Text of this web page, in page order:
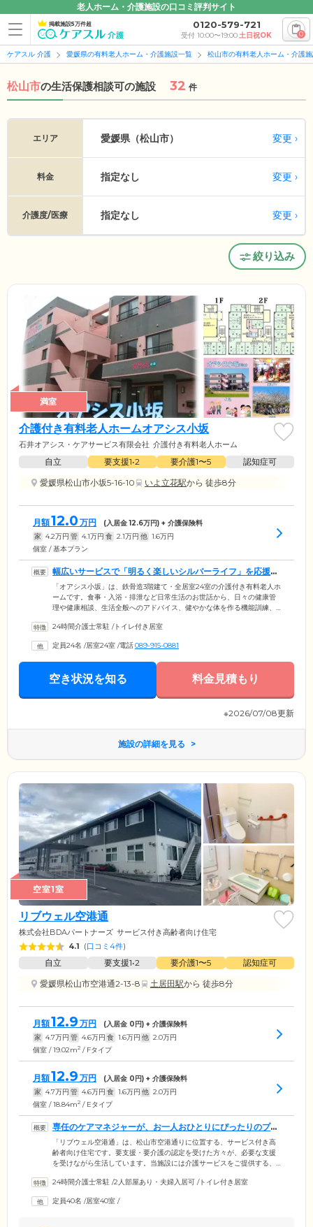
老人ホーム・介護施設の口コミ評判サイト
掲載施設5万件超 0120-579-721
受付 10:00〜19:00土日祝OK 0
ケアスル 介護 愛媛県の有料老人ホーム・介護施設一覧 松山市の有料老人ホーム・介護
松山市の生活保護相談可の施設 32 件
エリア 愛媛県（松山市） 変更
料金 指定なし 変更
介護度/医療 指定なし 変更
絞り込み
満室
介護付き有料老人ホームオアシス小坂
石井オアシス・ケアサービス有限会社 介護付き有料老人ホーム
自立 要支援1•2 要介護1〜5
認知症可
愛媛県松山市小坂5-16-10
いよ立花駅から 徒歩8分
月額12.0 万円 (入居金12.6万円) + 介護保険料
家 4.2万円 管 4.1万円 食 2.1万円 他 1.6万円
個室 / 基本プラン
幅広いサービスで「明るく楽しいシルバーライフ」を応援し
ます
「オアシス小坂」は、鉄骨造3階建て・全居室24室の介護付き有料老人ホ
ームです。食事・入浴・排泄など日常生活のお世話から、日々の健康管
理や健康相談、生活全般へのアドバイス、健やかな体を作る機能訓練、
居者様の明るく楽しいシルバーライフを応援しています。お部屋は全室
す。クローゼット・ベッド・エアコンなど、大型家具や家電を標準装
備。私物のお持ち込みも可能ですので、お気に入りの品々や趣味のアイ
備しています。
24時間介護士常駐 /トイレ付き居室
定員24名 /居室24室 /電話089-915-0881
空き状況を知る 料金見積もり
※2026/07/08更新
施設の詳細を見る
空室1室
リブウェル空港通
株式会社BDAパートナーズ サービス付き高齢者向け住宅
4.1 (口コミ4件)
自立 要支援1•2 要介護1〜5
認知症可
愛媛県松山市空港通2-13-8
土居田駅から 徒歩8分
月額12.9 万円 (入居金 0円) + 介護保険料
家 4.7万円 管 4.6万円 食 1.6万円 他 2.0万円
個室 / 19.02m2 / Fタイプ
月額12.9 万円 (入居金 0円) + 介護保険料
家 4.7万円 管 4.6万円 食 1.6万円 他 2.0万円
個室 / 18.84m2 / Eタイプ
専任のケアマネジャーが、お一人おひとりにぴったりのプラ
ンをご案内します
「リブウェル空港通」は、松山市空港通りに位置する、サービス付き高
齢者向け住宅です。要支援・要介護の認定を受けた方々が、必要な支援
を受けながら生活しています。当施設には介護サービスをご提供する、
所では、ご入居者様お一人おひとりに最適なケアプランを作成・ご提案
合は、そのまま継続していただけますのでご安心ください。また、ご入
24時間介護士常駐 /2人部屋あり・夫婦入居可 /トイレ付き居室
定員40名 /居室40室 /